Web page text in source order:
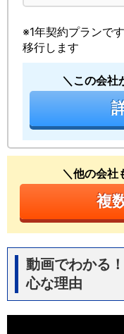
※1年契約プランで
移行します
＼この会社
＼他の会社
複
動画でわかる
心な理由